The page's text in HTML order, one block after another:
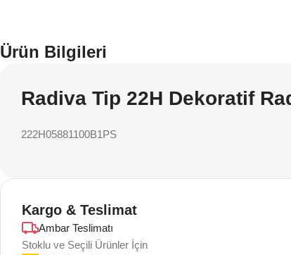
Ürün Bilgileri
Radiva Tip 22H Dekoratif
222H05881100B1PS
Kargo & Teslimat
Ambar Teslimatı
Stoklu ve Seçili Ürünler İçin